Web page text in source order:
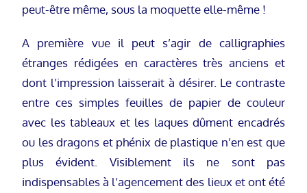
peut-être même, sous la moquette elle-même !
A première vue il peut s’agir de calligraphies
étranges rédigées en caractères très anciens et
dont l’impression laisserait à désirer. Le contraste
entre ces simples feuilles de papier de couleur
avec les tableaux et les laques dûment encadrés
ou les dragons et phénix de plastique n’en est que
plus évident. Visiblement ils ne sont pas
indispensables à l’agencement des lieux et ont été